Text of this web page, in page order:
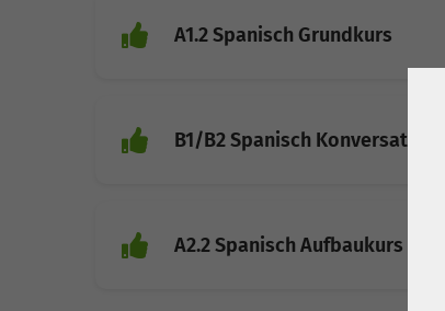
A1.2 Spanisch Grundkurs
B1/B2 Spanisch Konversation
A2.2 Spanisch Aufbaukurs